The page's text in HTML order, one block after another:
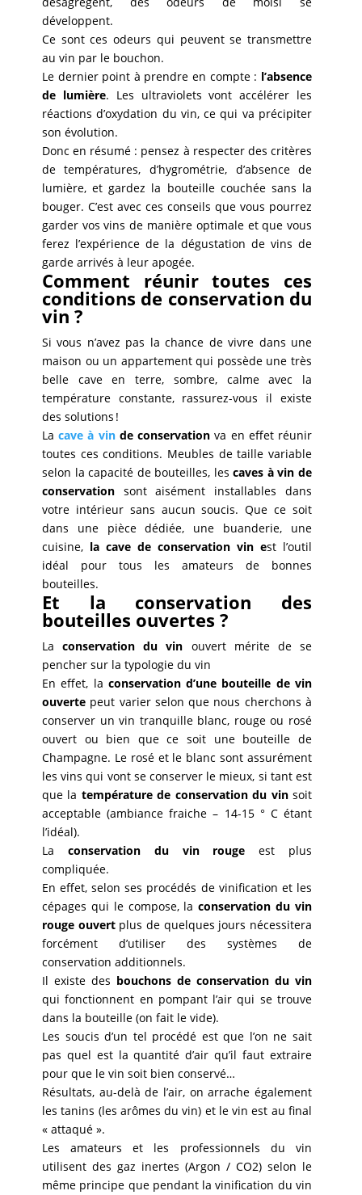
développent.
Ce sont ces odeurs qui peuvent se transmettre
au vin par le bouchon.
Le dernier point à prendre en compte : l’absence
de lumière. Les ultraviolets vont accélérer les
réactions d’oxydation du vin, ce qui va précipiter
son évolution.
Donc en résumé : pensez à respecter des critères
de températures, d’hygrométrie, d’absence de
lumière, et gardez la bouteille couchée sans la
bouger. C’est avec ces conseils que vous pourrez
garder vos vins de manière optimale et que vous
ferez l’expérience de la dégustation de vins de
garde arrivés à leur apogée.
Comment réunir toutes ces
conditions de conservation du
vin ?
Si vous n’avez pas la chance de vivre dans une
maison ou un appartement qui possède une très
belle cave en terre, sombre, calme avec la
température constante, rassurez-vous il existe
des solutions !
Lacave à vinde conservation va en effet réunir
toutes ces conditions. Meubles de taille variable
selon la capacité de bouteilles, les caves à vin de
conservationsont aisément installables dans
votre intérieur sans aucun soucis. Que ce soit
dans une pièce dédiée, une buanderie, une
cuisine, la cave de conservation vin est l’outil
idéal pour tous les amateurs de bonnes
bouteilles.
Et la conservation des
bouteilles ouvertes ?
Laconservation du vin ouvert mérite de se
pencher sur la typologie du vin
En effet, la conservation d’une bouteille de vin
ouverte peut varier selon que nous cherchons à
conserver un vin tranquille blanc, rouge ou rosé
ouvert ou bien que ce soit une bouteille de
Champagne. Le rosé et le blanc sont assurément
les vins qui vont se conserver le mieux, si tant est
que la température de conservation du vinsoit
acceptable (ambiance fraiche – 14-15 ° C étant
l’idéal).
La conservation du vin rouge est plus
compliquée.
En effet, selon ses procédés de vinification et les
cépages qui le compose, laconservation du vin
rouge ouvertplus de quelques jours nécessitera
forcément d’utiliser des systèmes de
conservation additionnels.
Il existe des bouchons de conservation du vin
qui fonctionnent en pompant l’air qui se trouve
dans la bouteille (on fait le vide).
Les soucis d’un tel procédé est que l’on ne sait
pas quel est la quantité d’air qu’il faut extraire
pour que le vin soit bien conservé…
Résultats, au-delà de l’air, on arrache également
les tanins (les arômes du vin) et le vin est au final
« attaqué ».
Les amateurs et les professionnels du vin
utilisent des gaz inertes (Argon / CO2) selon le
même principe que pendant la vinification du vin